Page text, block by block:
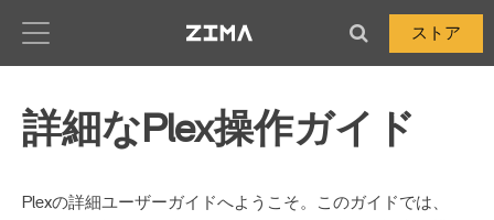
ストア
詳細なPlex操作ガイド
Plexの詳細ユーザーガイドへようこそ。このガイドでは、